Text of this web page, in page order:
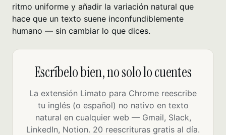
ritmo uniforme y añadir la variación natural que
hace que un texto suene inconfundiblemente
humano — sin cambiar lo que dices.
Escríbelo bien, no solo lo cuentes
La extensión Limato para Chrome reescribe
tu inglés (o español) no nativo en texto
natural en cualquier web — Gmail, Slack,
LinkedIn, Notion. 20 reescrituras gratis al día.